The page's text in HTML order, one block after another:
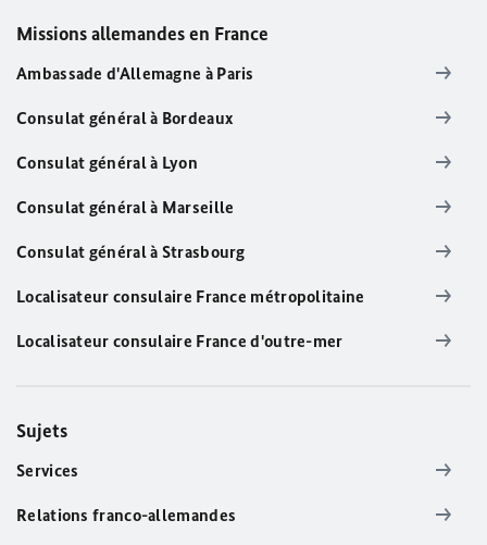
Missions allemandes en France
Ambassade d'Allemagne à Paris
Consulat général à Bordeaux
Consulat général à Lyon
Consulat général à Marseille
Consulat général à Strasbourg
Localisateur consulaire France métropolitaine
Localisateur consulaire France d'outre-mer
Sujets
Services
Relations franco-allemandes